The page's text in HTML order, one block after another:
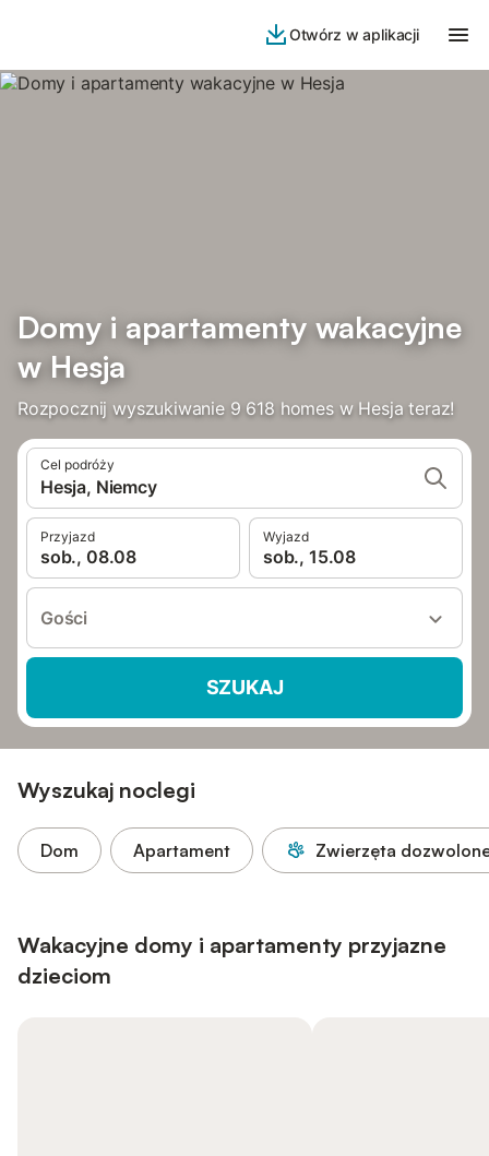
Otwórz w aplikacji
Domy i apartamenty wakacyjne
w Hesja
Rozpocznij wyszukiwanie 9 618 homes w Hesja teraz!
Cel podróży
Hesja, Niemcy
Przyjazd
sob., 08.08
Wyjazd
sob., 15.08
Gości
SZUKAJ
Wyszukaj noclegi
Dom Apartament Zwierzęta
Wakacyjne domy i apartamenty przyjazne
dzieciom